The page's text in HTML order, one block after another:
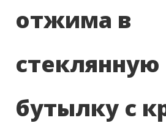
отжима в
стеклянную
бутылку с